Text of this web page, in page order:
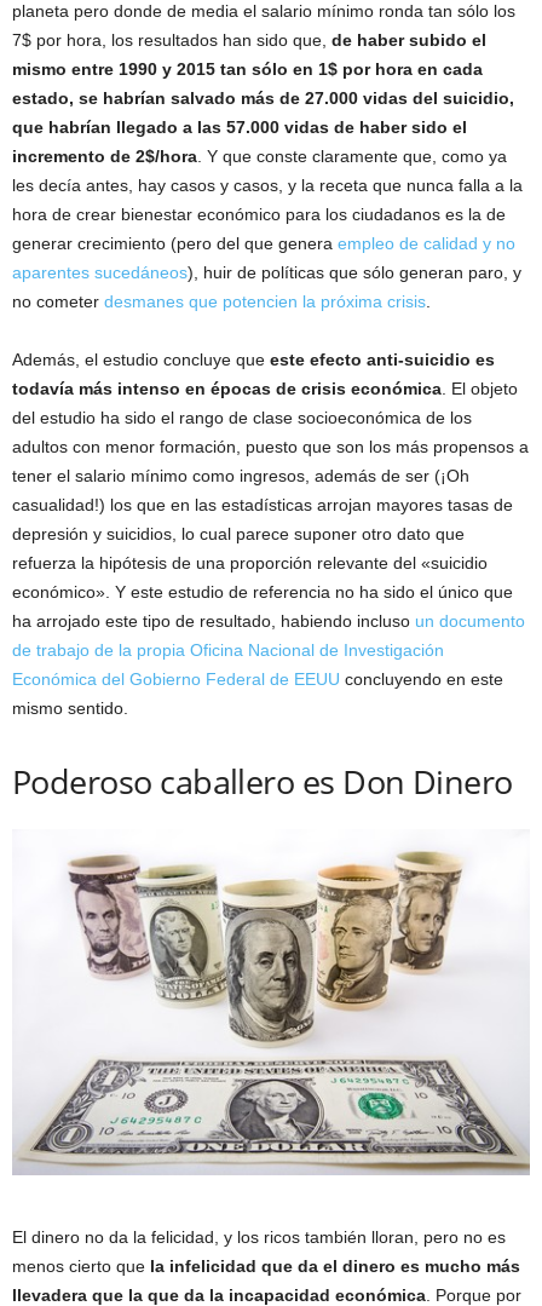
planeta pero donde de media el salario mínimo ronda tan sólo los
7$ por hora, los resultados han sido que, de haber subido el
mismo entre 1990 y 2015 tan sólo en 1$ por hora en cada
estado, se habrían salvado más de 27.000 vidas del suicidio,
que habrían llegado a las 57.000 vidas de haber sido el
incremento de 2$/hora. Y que conste claramente que, como ya
les decía antes, hay casos y casos, y la receta que nunca falla a la
hora de crear bienestar económico para los ciudadanos es la de
generar crecimiento (pero del que genera empleo de calidad y no
aparentes sucedáneos), huir de políticas que sólo generan paro, y
no cometer desmanes que potencien la próxima crisis.
Además, el estudio concluye que este efecto anti-suicidio es
todavía más intenso en épocas de crisis económica. El objeto
del estudio ha sido el rango de clase socioeconómica de los
adultos con menor formación, puesto que son los más propensos a
tener el salario mínimo como ingresos, además de ser (¡Oh
casualidad!) los que en las estadísticas arrojan mayores tasas de
depresión y suicidios, lo cual parece suponer otro dato que
refuerza la hipótesis de una proporción relevante del «suicidio
económico». Y este estudio de referencia no ha sido el único que
ha arrojado este tipo de resultado, habiendo incluso un documento
de trabajo de la propia Oficina Nacional de Investigación
Económica del Gobierno Federal de EEUU concluyendo en este
mismo sentido.
Poderoso caballero es Don Dinero
El dinero no da la felicidad, y los ricos también lloran, pero no es
menos cierto que la infelicidad que da el dinero es mucho más
llevadera que la que da la incapacidad económica . Porque por